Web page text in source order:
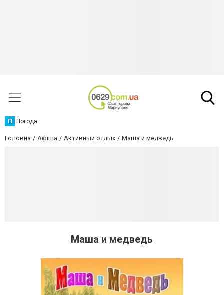
П Погода
Головна Афіша Активный отдых Маша и медведь
Маша и медведь